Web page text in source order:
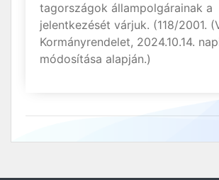
tagországok állampolgárainak a
jelentkezését várjuk. (118/2001.
Kormányrendelet, 2024.10.14.
módosítása alapján.)